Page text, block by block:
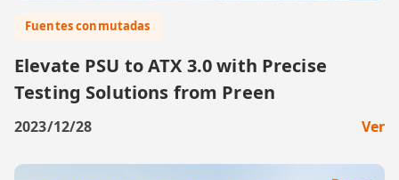
Fuentes conmutadas
Elevate PSU to ATX 3.0 with Precise
Testing Solutions from Preen
2023/12/28 Ver